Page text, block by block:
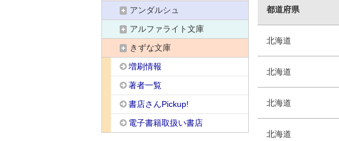
都道府県
北海道
北海道
北海道
北海道
アンダルシュ
アルファライト文庫
きずな文庫
増刷情報
著者一覧
書店さんPickup!
電子書籍取扱い書店